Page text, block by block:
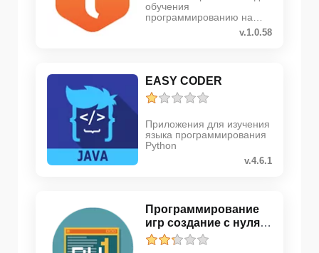
обучения
программированию на
v.1.0.58
EASY CODER
Приложения для изучения
языка программирования
Python
v.4.6.1
Программирование
игр создание с нуля
Pyt...